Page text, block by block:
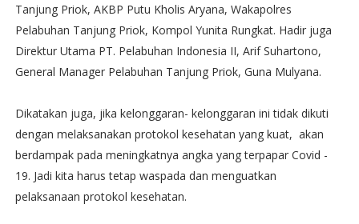
Tanjung Priok, AKBP Putu Kholis Aryana, Wakapolres
Pelabuhan Tanjung Priok, Kompol Yunita Rungkat. Hadir juga
Direktur Utama PT. Pelabuhan Indonesia II, Arif Suhartono,
General Manager Pelabuhan Tanjung Priok, Guna Mulyana.
Dikatakan juga, jika kelonggaran- kelonggaran ini tidak dikuti
dengan melaksanakan protokol kesehatan yang kuat, akan
berdampak pada meningkatnya angka yang terpapar Covid -
19. Jadi kita harus tetap waspada dan menguatkan
pelaksanaan protokol kesehatan.